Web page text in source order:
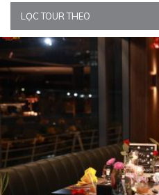
LỌC TOUR THEO